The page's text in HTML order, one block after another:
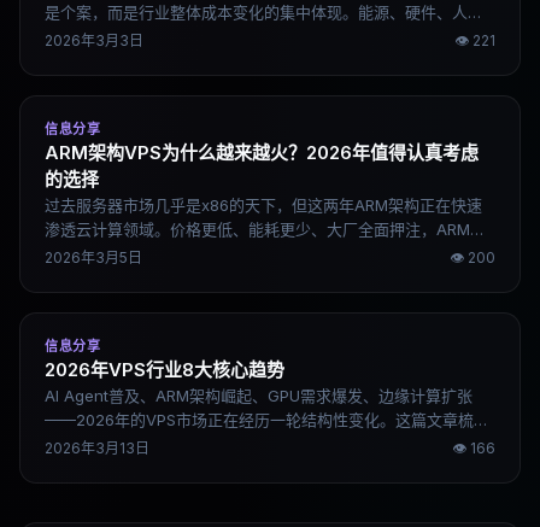
是个案，而是行业整体成本变化的集中体现。能源、硬件、人
力、合规，每一项都在涨，本文把背后的逻辑说清楚。
2026年3月3日 👁 221
信息分享
ARM架构VPS为什么越来越火？2026年值得认真考虑
的选择
过去服务器市场几乎是x86的天下，但这两年ARM架构正在快速
渗透云计算领域。价格更低、能耗更少、大厂全面押注，ARM
VPS已经不是小众选择。这篇文章把背后的逻辑和实际使用情况
2026年3月5日 👁 200
信息分享
2026年VPS行业8大核心趋势
AI Agent普及、ARM架构崛起、GPU需求爆发、边缘计算扩张
——2026年的VPS市场正在经历一轮结构性变化。这篇文章梳理
8个最值得关注的趋势，帮助开发者和站长提前判断方向。
2026年3月13日 👁 166